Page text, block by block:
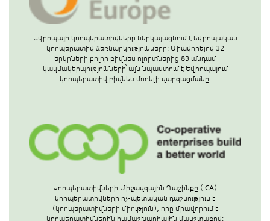
Եվրոպայի կոոպերատիվները ներկայացնում է եվրոպական
կոոպերատիվ ձեռնարկությունները: Միավորելով 32
երկրների բոլոր բիզնես ոլորտներից 83 անդամ
կազմակերպությունների՝ այն նպաստում է Եվրոպայում
կոոպերատիվ բիզնես մոդելի զարգացմանը:
Կոոպերատիվների Միջազգային Դաշինքը (ICA)
կոոպերատիվների ոչ-պետական դաշնություն է
(կոոպերատիվների միություն), որը միավորում է
կոոպերատիվներին համաշխարհային մասշտաբով: